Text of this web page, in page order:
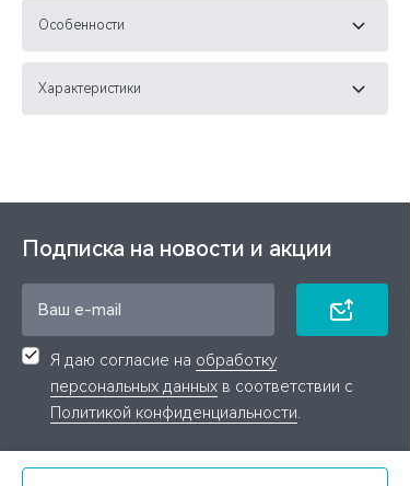
Особенности
Характеристики
Подписка на новости и акции
Я даю согласие на обработку
персональных данных в соответствии с
Политикой конфиденциальности.